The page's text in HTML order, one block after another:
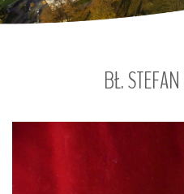
BŁ.STEFAN